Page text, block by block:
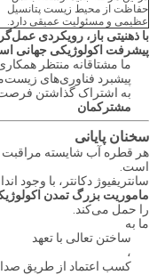
حفاظت از محیط زیست پتانسیل
عظیمی و مسئولیت عمیقی دارد.
با ذهنیتی باز، رویکردی
پیشرفت اکولوژیکی جهانی
ما مشتاقانه منتظر
پیشبرد فناوری‌های
به اشتراک گذاشتن
مشترکمان
سخنان پایانی
هر قطره آب شایسته
است.
سانتریفیوژ دکانتر، با وجود
ماموریت بزرگ تمدن
را حمل می‌کند.
ما به
ساختن تعالی با تعهد
،
کسب اعتماد از طریق